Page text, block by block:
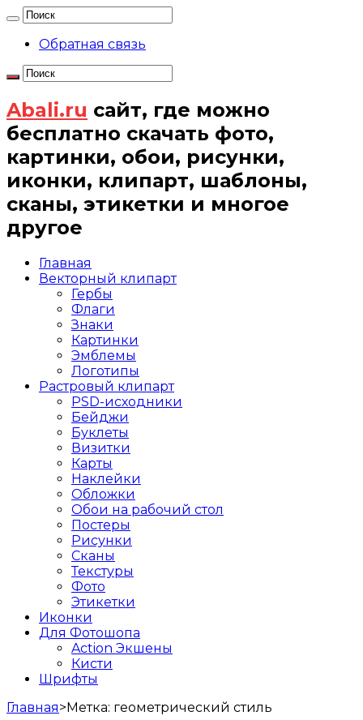
Обратная связь
Abali.ru сайт, где можно
бесплатно скачать фото,
картинки, обои, рисунки,
иконки, клипарт, шаблоны,
сканы, этикетки и многое
другое
Главная
Векторный клипарт
Гербы
Флаги
Знаки
Картинки
Эмблемы
Логотипы
Растровый клипарт
PSD-исходники
Бейджи
Буклеты
Визитки
Карты
Наклейки
Обложки
Обои на рабочий стол
Постеры
Рисунки
Сканы
Текстуры
Фото
Этикетки
Иконки
Для Фотошопа
Action Экшены
Кисти
Шрифты
Главная>Метка: геометрический стиль